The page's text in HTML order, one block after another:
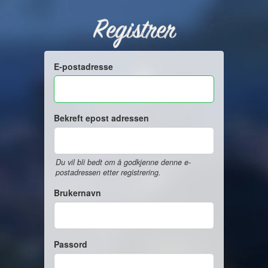
Registrer
E-postadresse
Bekreft epost adressen
Du vil bli bedt om å godkjenne denne e-
postadressen etter registrering.
Brukernavn
Passord